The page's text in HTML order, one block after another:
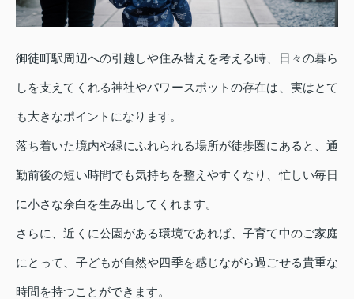
御徒町駅周辺への引越しや住み替えを考える時、日々の暮ら
しを支えてくれる神社やパワースポットの存在は、実はとて
も大きなポイントになります。
落ち着いた境内や緑にふれられる場所が徒歩圏にあると、通
勤前後の短い時間でも気持ちを整えやすくなり、忙しい毎日
に小さな余白を生み出してくれます。
さらに、近くに公園がある環境であれば、子育て中のご家庭
にとって、子どもが自然や四季を感じながら過ごせる貴重な
時間を持つことができます。